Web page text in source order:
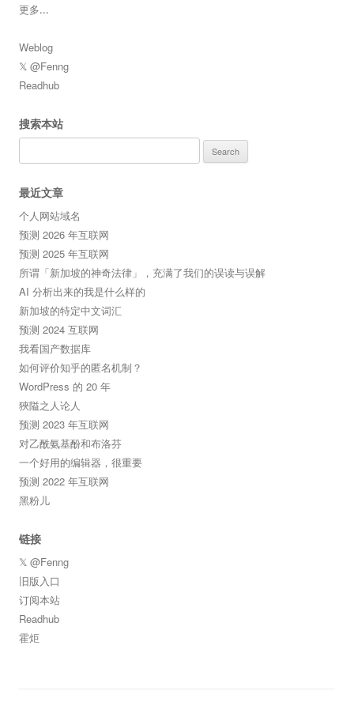
更多...
Weblog
𝕏 @Fenng
Readhub
搜索本站
for:
最近文章
个人网站域名
预测 2026 年互联网
预测 2025 年互联网
所谓「新加坡的神奇法律」，充满了我们的误读与误解
AI 分析出来的我是什么样的
新加坡的特定中文词汇
预测 2024 互联网
我看国产数据库
如何评价知乎的匿名机制？
WordPress 的 20 年
狹隘之人论人
预测 2023 年互联网
对乙酰氨基酚和布洛芬
一个好用的编辑器，很重要
预测 2022 年互联网
黑粉儿
链接
𝕏 @Fenng
旧版入口
订阅本站
Readhub
霍炬